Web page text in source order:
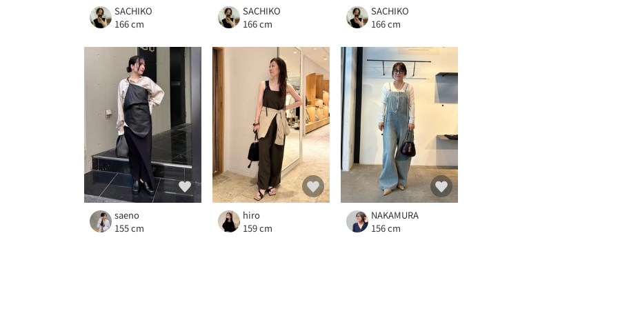
SACHIKO
166 cm
SACHIKO
166 cm
SACHIKO
166 cm
saeno
155 cm
hiro
159 cm
NAKAMURA
156 cm